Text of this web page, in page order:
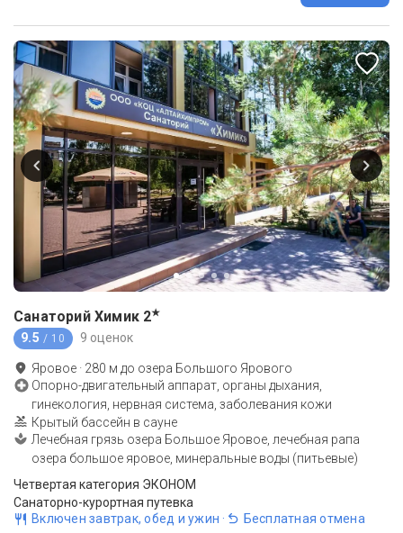
Санаторий Химик 2★
9.5 / 10 9 оценок
Яровое · 280 м до озера Большого Ярового
Опорно-двигательный аппарат, органы дыхания,
гинекология, нервная система, заболевания кожи
Крытый бассейн в сауне
Лечебная грязь озера Большое Яровое, лечебная рапа
озера большое яровое, минеральные воды (питьевые)
Четвертая категория ЭКОНОМ
Санаторно-курортная путевка
Включен завтрак, обед и ужин · Бесплатная отмена